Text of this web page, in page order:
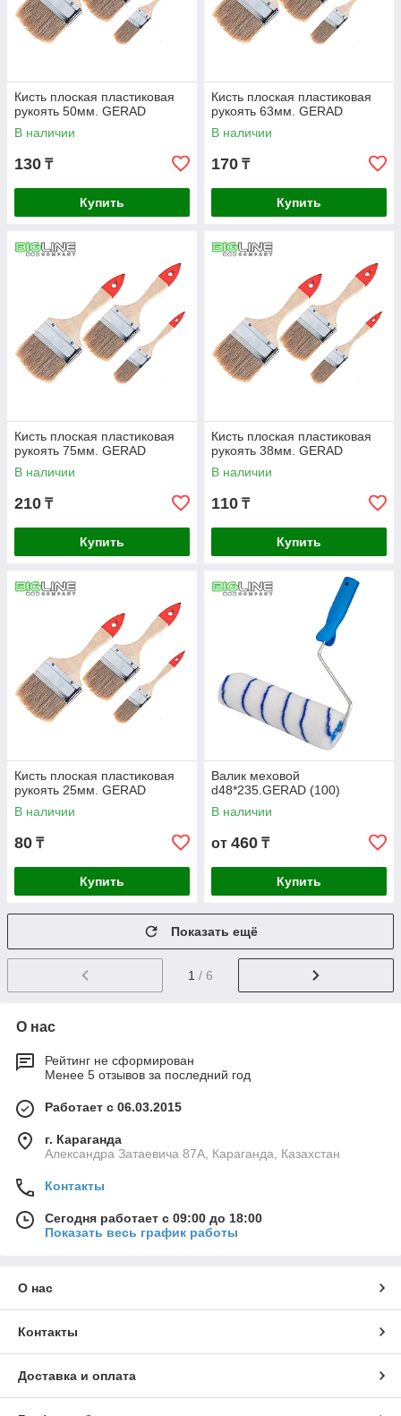
Кисть плоская пластиковая
рукоять 50мм. GERAD
В наличии
130 ₸
Купить
Кисть плоская пластиковая
рукоять 63мм. GERAD
В наличии
170 ₸
Купить
Кисть плоская пластиковая
рукоять 75мм. GERAD
В наличии
210 ₸
Купить
Кисть плоская пластиковая
рукоять 38мм. GERAD
В наличии
110 ₸
Купить
Кисть плоская пластиковая
рукоять 25мм. GERAD
В наличии
80 ₸
Купить
Валик меховой
d48*235.GERAD (100)
В наличии
от 460 ₸
Купить
Показать ещё
1 / 6
О нас
Рейтинг не сформирован
Менее 5 отзывов за последний год
Работает с 06.03.2015
г. Караганда
Александра Затаевича 87А, Караганда, Казахстан
Контакты
Сегодня работает с 09:00 до 18:00
Показать весь график работы
О нас
Контакты
Доставка и оплата